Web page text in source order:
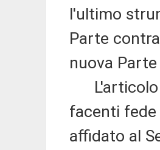
l'ultimo
Parte
nuova
L'articolo
facenti fede
affidato al